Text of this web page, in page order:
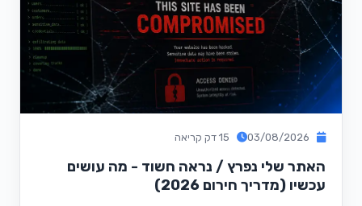
האתר שלי נפרץ / נראה חשוד - מה עושים
עכשיו (מדריך חירום 2026)